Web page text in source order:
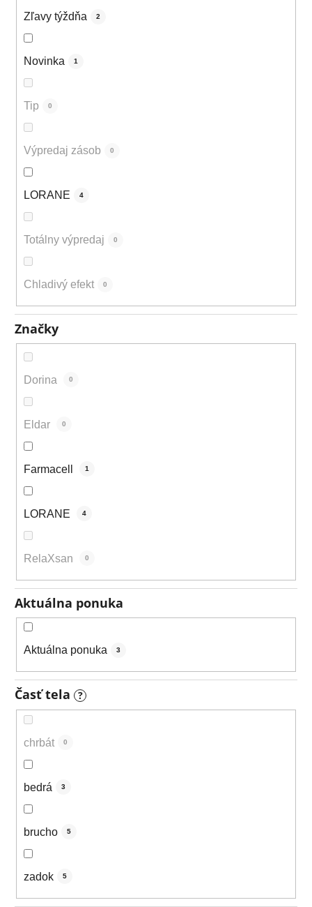
Zľavy týždňa 2
Novinka 1
Tip 0
Výpredaj zásob 0
LORANE 4
Totálny výpredaj 0
Chladivý efekt 0
Značky
Dorina 0
Eldar 0
Farmacell 1
LORANE 4
RelaXsan 0
Aktuálna ponuka
Aktuálna ponuka 3
Časť tela ?
chrbát 0
bedrá 3
brucho 5
zadok 5